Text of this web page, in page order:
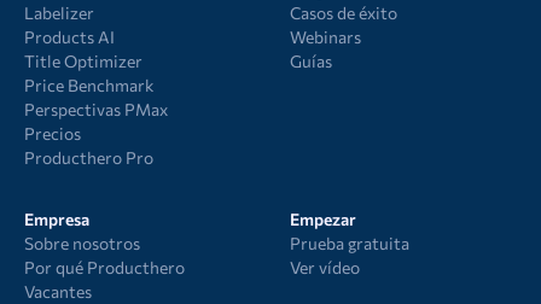
Labelizer
Products AI
Title Optimizer
Price Benchmark
Perspectivas PMax
Precios
Producthero Pro
Casos de éxito
Webinars
Guías
Empresa
Sobre nosotros
Por qué Producthero
Vacantes
Empezar
Prueba gratuita
Ver vídeo